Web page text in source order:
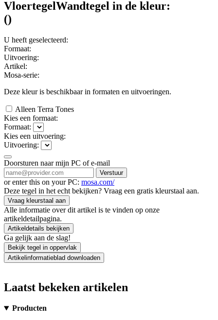
VloertegelWandtegel in de kleur:
()
U heeft geselecteerd:
Formaat:
Uitvoering:
Artikel:
Mosa-serie:
Deze kleur is beschikbaar in formaten en uitvoeringen.
Alleen Terra Tones
Kies een formaat:
Formaat:
Kies een uitvoering:
Uitvoering:
Doorsturen naar mijn PC of e-mail
Verstuur
or enter this on your PC: mosa.com/
Deze tegel in het echt bekijken? Vraag een gratis kleurstaal aan.
Vraag kleurstaal aan
Alle informatie over dit artikel is te vinden op onze
artikeldetailpagina.
Artikeldetails bekijken
Ga gelijk aan de slag!
Bekijk tegel in oppervlak
Artikelinformatieblad downloaden
Laatst bekeken artikelen
Producten